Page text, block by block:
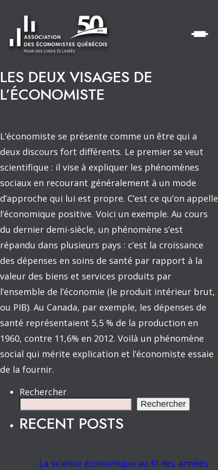
LES DEUX VISAGES DE
L’ÉCONOMISTE
L’économiste se présente comme un être qui a
deux discours fort différents. Le premier se veut
scientifique : il vise à expliquer les phénomènes
sociaux en recourant généralement à un mode
d’approche qui lui est propre. C’est ce qu’on appelle
l’économique positive. Voici un exemple. Au cours
du dernier demi-siècle, un phénomène s’est
répandu dans plusieurs pays : c’est la croissance
des dépenses en soins de santé par rapport à la
valeur des biens et services produits par
l’ensemble de l’économie (le produit intérieur brut,
ou PIB). Au Canada, par exemple, les dépenses de
santé représentaient 5,5 % de la production en
1960, contre 11,6% en 2012. Voilà un phénomène
social qui mérite explication et l’économiste essaie
de la fournir.
Rechercher
Rechercher
RECENT POSTS
La science économique au fil des années